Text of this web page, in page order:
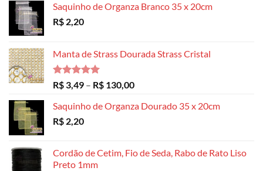
Saquinho de Organza Branco 35 x 20cm
R$ 2,20
Manta de Strass Dourada Strass Cristal
Avaliação
5.00
de 5
R$ 3,49 – R$ 130,00Faixa
preço:
Saquinho de Organza Dourado 35 x 20cm
R$ 2,20
Cordão de Cetim, Fio de Seda, Rabo de Rato Liso
Preto 1mm